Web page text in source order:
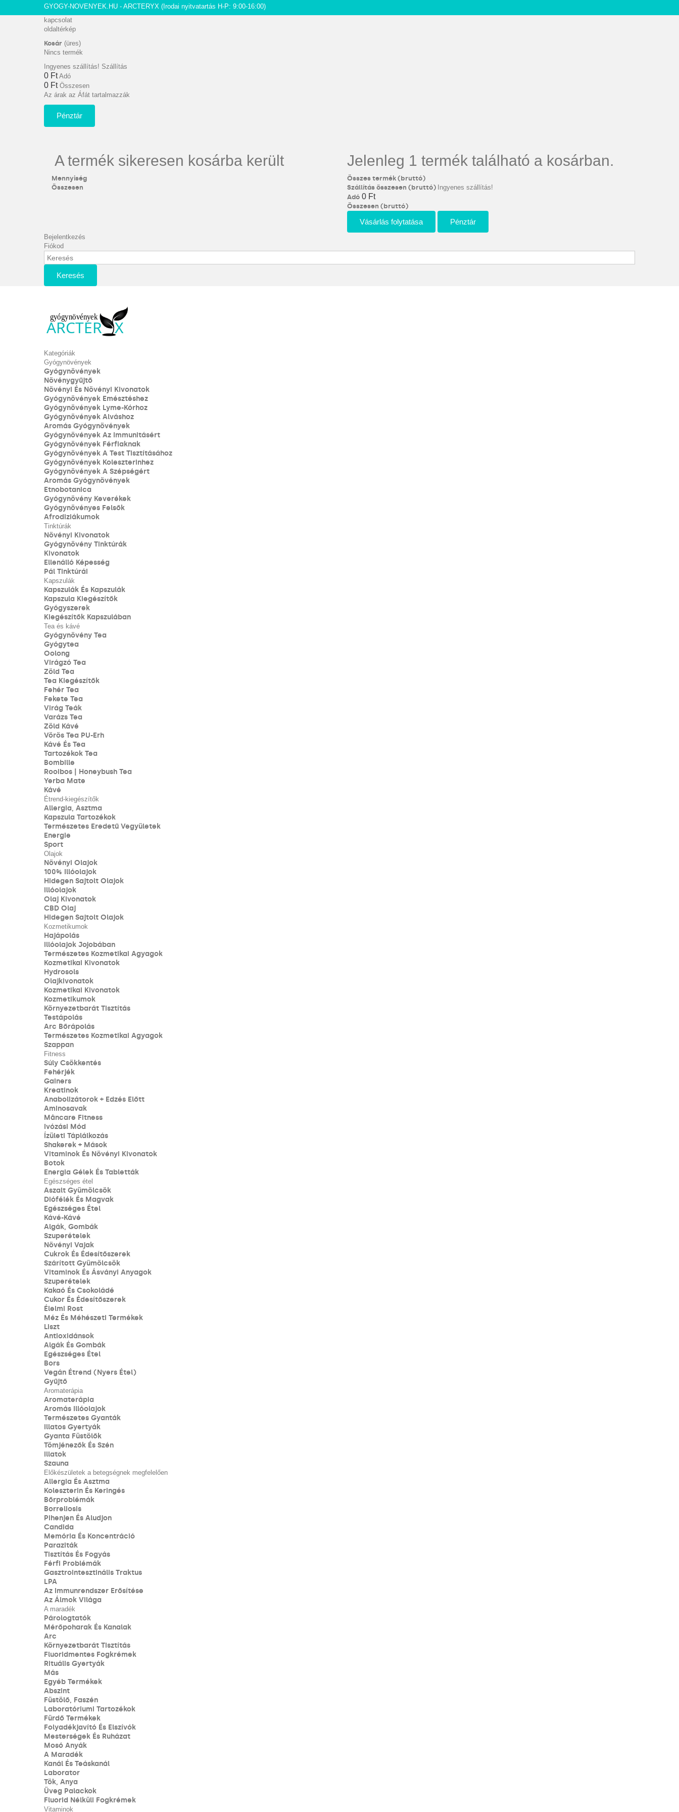
GYOGY-NOVENYEK.HU - ARCTERYX (Irodai nyitvatartás H-P: 9:00-16:00)
kapcsolat
oldaltérkép
Kosár (üres)
Nincs termék
Ingyenes szállítás! Szállítás
0 Ft‎ Adó
0 Ft‎ Összesen
Az árak az Áfát tartalmazzák
Pénztár
A termék sikeresen kosárba került
Mennyiség
Összesen
Jelenleg 1 termék található a kosárban.
Összes termék (bruttó)
Szállítás összesen (bruttó) Ingyenes szállítás!
Adó 0 Ft‎
Összesen (bruttó)
Vásárlás folytatása Pénztár
Bejelentkezés
Fiókod
Keresés
Kategóriák
Gyógynövények
Gyógynövények
Növénygyűjtő
Növényi És Növényi Kivonatok
Gyógynövények Emésztéshez
Gyógynövények Lyme-Kórhoz
Gyógynövények Alváshoz
Aromás Gyógynövények
Gyógynövények Az Immunitásért
Gyógynövények Férfiaknak
Gyógynövények A Test Tisztításához
Gyógynövények Koleszterinhez
Gyógynövények A Szépségért
Aromás Gyógynövények
Etnobotanica
Gyógynövény Keverékek
Gyógynövényes Felsők
Afrodiziákumok
Tinktúrák
Növényi Kivonatok
Gyógynövény Tinktúrák
Kivonatok
Ellenálló Képesség
Pál Tinktúrái
Kapszulák
Kapszulák És Kapszulák
Kapszula Kiegészítők
Gyógyszerek
Kiegészítők Kapszulában
Tea és kávé
Gyógynövény Tea
Gyógytea
Oolong
Virágzó Tea
Zöld Tea
Tea Kiegészítők
Fehér Tea
Fekete Tea
Virág Teák
Varázs Tea
Zöld Kávé
Vörös Tea PU-Erh
Kávé És Tea
Tartozékok Tea
Bombille
Rooibos | Honeybush Tea
Yerba Mate
Kávé
Étrend-kiegészítők
Allergia, Asztma
Kapszula Tartozékok
Természetes Eredetű Vegyületek
Energie
Sport
Olajok
Növényi Olajok
100% Illóolajok
Hidegen Sajtolt Olajok
Illóolajok
Olaj Kivonatok
CBD Olaj
Hidegen Sajtolt Olajok
Kozmetikumok
Hajápolás
Illóolajok Jojobában
Természetes Kozmetikai Agyagok
Kozmetikai Kivonatok
Hydrosols
Olajkivonatok
Kozmetikai Kivonatok
Kozmetikumok
Környezetbarát Tisztítás
Testápolás
Arc Bőrápolás
Természetes Kozmetikai Agyagok
Szappan
Fitness
Súly Csökkentés
Fehérjék
Gainers
Kreatinok
Anabolizátorok + Edzés Előtt
Aminosavak
Mâncare Fitness
Ivózási Mód
Ízületi Táplálkozás
Shakerek + Mások
Vitaminok És Növényi Kivonatok
Botok
Energia Gélek És Tabletták
Egészséges étel
Aszalt Gyümölcsök
Diófélék És Magvak
Egészséges Étel
Kávé-Kávé
Algák, Gombák
Szuperételek
Növényi Vajak
Cukrok És Édesítőszerek
Szárított Gyümölcsök
Vitaminok És Ásványi Anyagok
Szuperételek
Kakaó És Csokoládé
Cukor És Édesítőszerek
Élelmi Rost
Méz És Méhészeti Termékek
Liszt
Antioxidánsok
Algák És Gombák
Egészséges Étel
Bors
Vegán Étrend (nyers Étel)
Gyűjtő
Aromaterápia
Aromaterápia
Aromás Illóolajok
Természetes Gyanták
Illatos Gyertyák
Gyanta Füstölők
Tömjénezők És Szén
Illatok
Szauna
Előkészületek a betegségnek megfelelően
Allergia És Asztma
Koleszterin És Keringés
Bőrproblémák
Borreliosis
Pihenjen És Aludjon
Candida
Memória És Koncentráció
Paraziták
Tisztítás És Fogyás
Férfi Problémák
Gasztrointesztinális Traktus
LPA
Az Immunrendszer Erősítése
Az Álmok Világa
A maradék
Párologtatók
Mérőpoharak És Kanalak
Arc
Környezetbarát Tisztítás
Fluoridmentes Fogkrémek
Rituális Gyertyák
Más
Egyéb Termékek
Abszint
Füstölő, Faszén
Laboratóriumi Tartozékok
Fürdő Termékek
Folyadékjavító És Elszívók
Mesterségek És Ruházat
Mosó Anyák
A Maradék
Kanál És Teáskanál
Laborator
Tök, Anya
Üveg Palackok
Fluorid Nélküli Fogkrémek
Vitaminok